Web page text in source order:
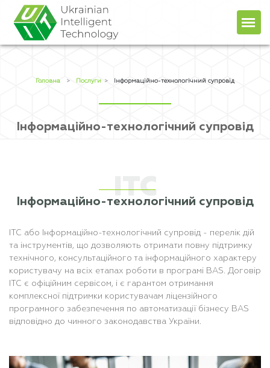
Про компанiю
Послуги
RU
Головна > Послуги > Інформаційно-технологічний супровід
Інформаційно-технологічний супровід
ITC
Інформаційно-технологічний супровід
ІТС або Інформаційно-технологічний супровід - перелік дій
та інструментів, що дозволяють отримати повну підтримку
технічного, консультаційного та інформаційного характеру
користувачу на всіх етапах роботи в програмі BAS. Договір
ІТС є офіційним сервісом, і є гарантом отримання
комплексної підтримки користувачам ліцензійного
програмного забезпечення по автоматизації бізнесу BAS
відповідно до чинного законодавства України.